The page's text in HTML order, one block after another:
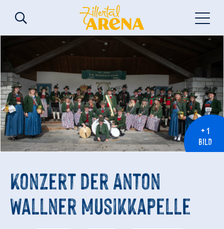
+ 1
BILD
Konzert der Anton
Wallner Musikkapelle